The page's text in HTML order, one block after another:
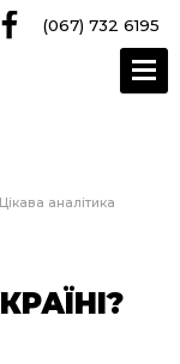
(067) 732 6195
аналітика